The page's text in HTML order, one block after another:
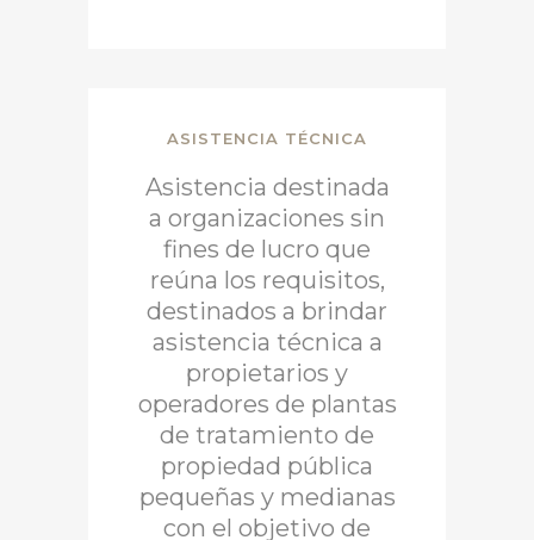
ASISTENCIA TÉCNICA
Asistencia destinada
a organizaciones sin
fines de lucro que
reúna los requisitos,
destinados a brindar
asistencia técnica a
propietarios y
operadores de plantas
de tratamiento de
propiedad pública
pequeñas y medianas
con el objetivo de